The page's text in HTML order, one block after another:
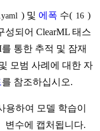
) 및 에폭 수( 16 )
성되어 ClearML 태스
통한 추적 및 잠재
모범 사례에 대한 자
를 참조하십시오.
용하여 모델 학습이
변수에 캡처됩니다.